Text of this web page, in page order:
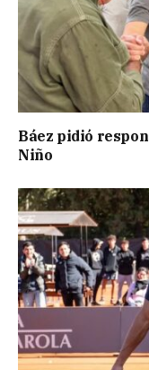
Báez pidió
Niño